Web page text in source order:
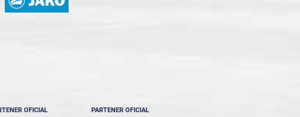
OFICIAL PARTENER OFICIAL